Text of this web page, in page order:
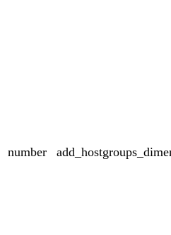
number